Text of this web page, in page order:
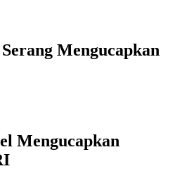
Mengucapkan
Mengucapkan